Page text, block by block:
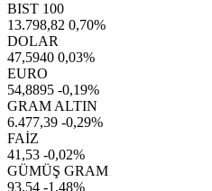
BIST 100
13.798,82 0,70%
DOLAR
47,5940 0,03%
EURO
54,8895 -0,19%
GRAM ALTIN
6.477,39 -0,29%
FAİZ
41,53 -0,02%
GÜMÜŞ GRAM
93,54 -1,48%